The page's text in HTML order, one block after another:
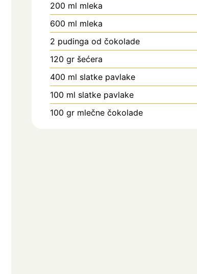
200 ml mleka
600 ml mleka
2 pudinga od čokolade
120 gr šećera
400 ml slatke pavlake
100 ml slatke pavlake
100 gr mlečne čokolade